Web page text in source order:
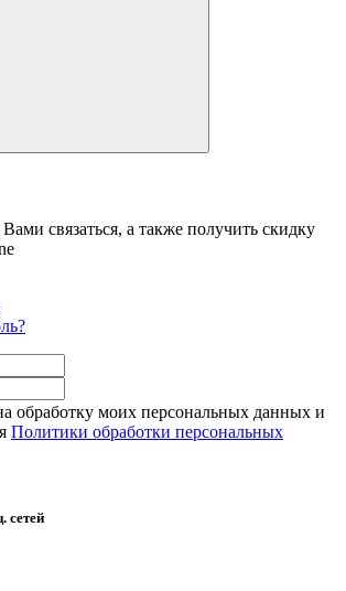
связаться, а также получить скидку
обработку моих персональных данных и
Политики обработки персональных
сетей